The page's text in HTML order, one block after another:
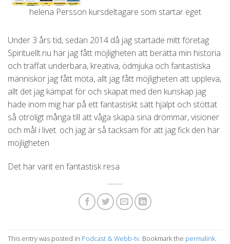
helena Persson kursdeltagare som startar eget
Under 3 års tid, sedan 2014 då jag startade mitt företag
Spirituellt.nu har jag fått möjligheten att berätta min historia
och träffat underbara, kreativa, ödmjuka och fantastiska
människor jag fått möta, allt jag fått möjligheten att uppleva,
allt det jag kämpat för och skapat med den kunskap jag
hade inom mig har på ett fantastiskt sätt hjälpt och stöttat
så otroligt många till att våga skapa sina drömmar, visioner
och mål i livet. och jag är så tacksam för att jag fick den här
möjligheten
Det har varit en fantastisk resa
This entry was posted in Podcast & Webb-tv. Bookmark the permalink.